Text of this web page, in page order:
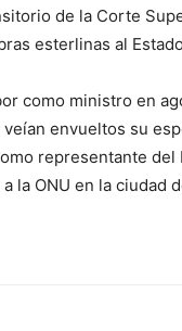
de la Corte
esterlinas al
como ministro en
envueltos su
representante del
la ONU en la ciudad